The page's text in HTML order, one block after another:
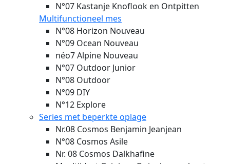
N°07 Kastanje Knoflook en Ontpitten
Multifunctioneel mes
N°08 Horizon Nouveau
N°09 Ocean Nouveau
néo7 Alpine Nouveau
N°07 Outdoor Junior
N°08 Outdoor
N°09 DIY
N°12 Explore
Series met beperkte oplage
Nr.08 Cosmos Benjamin Jeanjean
N°08 Cosmos Asile
Nr. 08 Cosmos Dalkhafine